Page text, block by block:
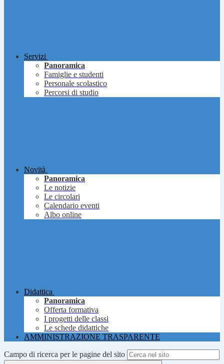
Servizi
Panoramica
Famiglie e studenti
Personale scolastico
Percorsi di studio
Novità
Panoramica
Le notizie
Le circolari
Calendario eventi
Albo online
Didattica
Panoramica
Offerta formativa
I progetti delle classi
Le schede didattiche
AMMINISTRAZIONE TRASPARENTE
Campo di ricerca per le pagine del sito